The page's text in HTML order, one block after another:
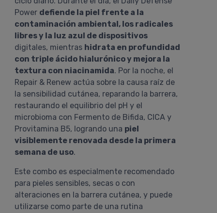
Power defiende la piel frente a la
contaminación ambiental, los radicales
libres y la luz azul de dispositivos
digitales, mientras hidrata en profundidad
con triple ácido hialurónico y mejora la
textura con niacinamida. Por la noche, el
Repair & Renew actúa sobre la causa raíz de
la sensibilidad cutánea, reparando la barrera,
restaurando el equilibrio del pH y el
microbioma con Fermento de Bifida, CICA y
Provitamina B5, logrando una piel
visiblemente renovada desde la primera
semana de uso.
Este combo es especialmente recomendado
para pieles sensibles, secas o con
alteraciones en la barrera cutánea, y puede
utilizarse como parte de una rutina